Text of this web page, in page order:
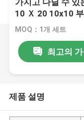
가지고 다닐 수 있
10 Ｘ 20 10x10
MOQ：1개 세트
최고의
제품 설명